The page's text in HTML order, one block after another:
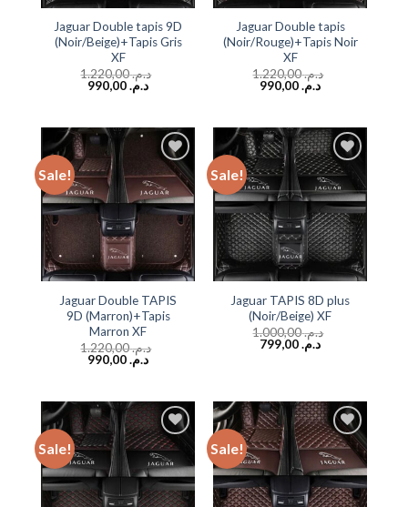
Jaguar Double tapis 9D
(Noir/Beige)+Tapis Gris
XF
د.م.1.220,00
د.م.
Jaguar Double tapis
(Noir/Rouge)+Tapis Noir
XF
د.م.1.220,00
د.م.
Sale!
Add to
wishlist
Jaguar Double TAPIS
9D (Marron)+Tapis
Marron XF
د.م.1.220,00
د.م.
Sale!
Add to
wishlist
Jaguar TAPIS 8D plus
(Noir/Beige) XF
د.م.1.000,00
د.م.
Sale!
Add to
wishlist
Sale!
Add to
wishlist